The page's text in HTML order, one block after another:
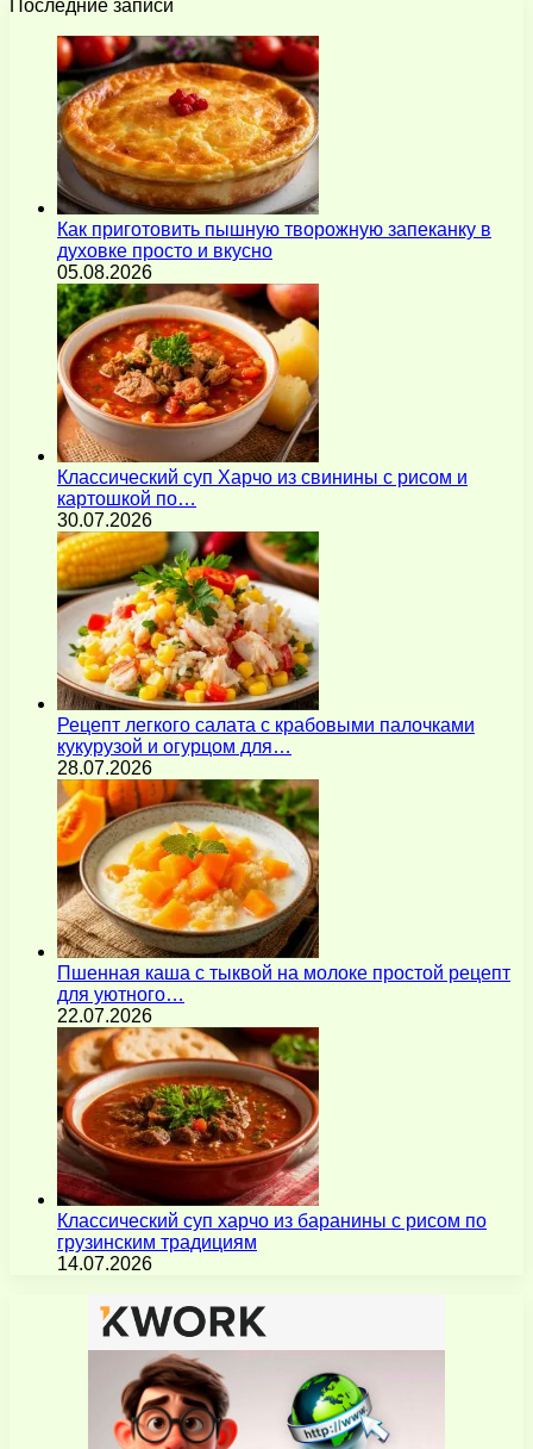
Последние записи
Как приготовить пышную творожную запеканку в
духовке просто и вкусно
05.08.2026
Классический суп Харчо из свинины с рисом и
картошкой по…
30.07.2026
Рецепт легкого салата с крабовыми палочками
кукурузой и огурцом для…
28.07.2026
Пшенная каша с тыквой на молоке простой рецепт
для уютного…
22.07.2026
Классический суп харчо из баранины с рисом по
грузинским традициям
14.07.2026